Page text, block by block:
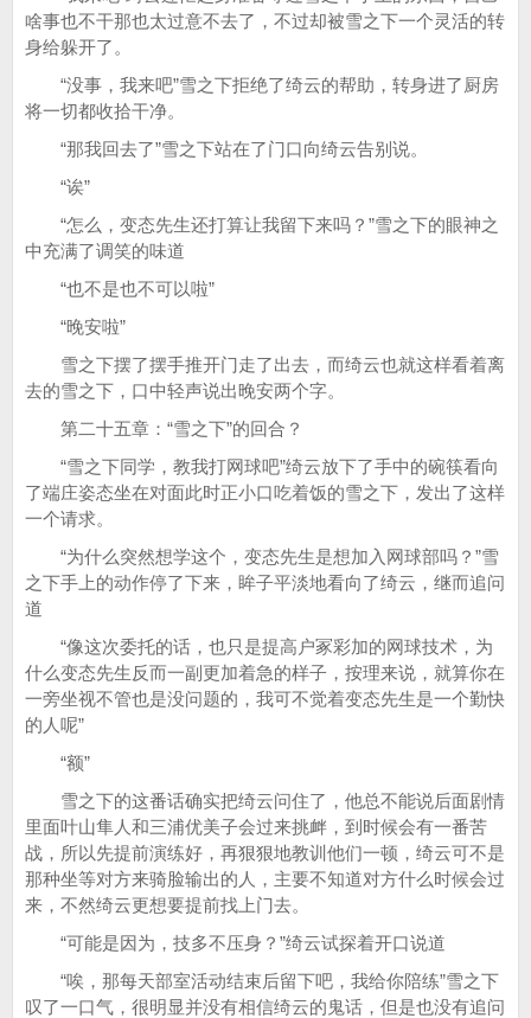
啥事也不干那也太过意不去了，不过却被雪之下一个灵活的转
身给躲开了。
“没事，我来吧”雪之下拒绝了绮云的帮助，转身进了厨房
将一切都收拾干净。
“那我回去了”雪之下站在了门口向绮云告别说。
“诶”
“怎么，变态先生还打算让我留下来吗？”雪之下的眼神之
中充满了调笑的味道
“也不是也不可以啦”
“晚安啦”
雪之下摆了摆手推开门走了出去，而绮云也就这样看着离
去的雪之下，口中轻声说出晚安两个字。
第二十五章：“雪之下”的回合？
“雪之下同学，教我打网球吧”绮云放下了手中的碗筷看向
了端庄姿态坐在对面此时正小口吃着饭的雪之下，发出了这样
一个请求。
“为什么突然想学这个，变态先生是想加入网球部吗？”雪
之下手上的动作停了下来，眸子平淡地看向了绮云，继而追问
道
“像这次委托的话，也只是提高户冢彩加的网球技术，为
什么变态先生反而一副更加着急的样子，按理来说，就算你在
一旁坐视不管也是没问题的，我可不觉着变态先生是一个勤快
的人呢”
“额”
雪之下的这番话确实把绮云问住了，他总不能说后面剧情
里面叶山隼人和三浦优美子会过来挑衅，到时候会有一番苦
战，所以先提前演练好，再狠狠地教训他们一顿，绮云可不是
那种坐等对方来骑脸输出的人，主要不知道对方什么时候会过
来，不然绮云更想要提前找上门去。
“可能是因为，技多不压身？”绮云试探着开口说道
“唉，那每天部室活动结束后留下吧，我给你陪练”雪之下
叹了一口气，很明显并没有相信绮云的鬼话，但是也没有追问